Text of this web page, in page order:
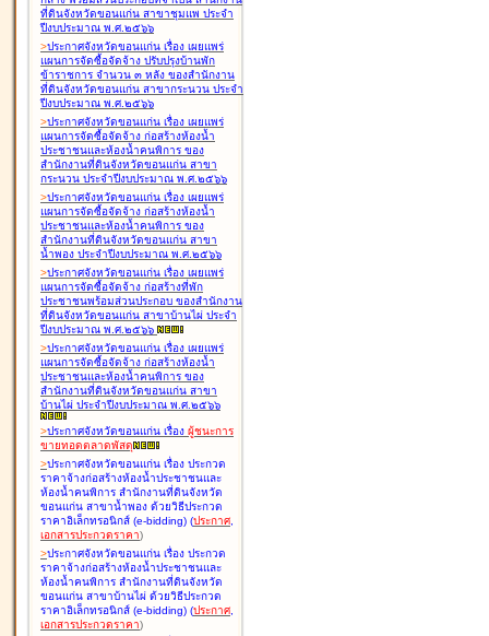
ที่ดินจังหวัดขอนแก่น สาขาชุมแพ ประจำ
ปีงบประมาณ พ.ศ.๒๕๖๖
>ประกาศจังหวัดขอนแก่น เรื่อง เผยแพร่
แผนการจัดซื้อจัดจ้าง ปรับปรุงบ้านพัก
ข้าราชการ จำนวน ๓ หลัง ของสำนักงาน
ที่ดินจังหวัดขอนแก่น สาขากระนวน ประจำ
ปีงบประมาณ พ.ศ.๒๕๖๖
>ประกาศจังหวัดขอนแก่น เรื่อง เผยแพร่
แผนการจัดซื้อจัดจ้าง ก่อสร้างห้องน้ำ
ประชาชนและห้องน้ำคนพิการ ของ
สำนักงานที่ดินจังหวัดขอนแก่น สาขา
กระนวน ประจำปีงบประมาณ พ.ศ.๒๕๖๖
>ประกาศจังหวัดขอนแก่น เรื่อง เผยแพร่
แผนการจัดซื้อจัดจ้าง ก่อสร้างห้องน้ำ
ประชาชนและห้องน้ำคนพิการ ของ
สำนักงานที่ดินจังหวัดขอนแก่น สาขา
น้ำพอง ประจำปีงบประมาณ พ.ศ.๒๕๖๖
>ประกาศจังหวัดขอนแก่น เรื่อง เผยแพร่
แผนการจัดซื้อจัดจ้าง ก่อสร้างที่พัก
ประชาชนพร้อมส่วนประกอบ ของสำนักงาน
ที่ดินจังหวัดขอนแก่น สาขาบ้านไผ่ ประจำ
ปีงบประมาณ พ.ศ.๒๕๖๖
>ประกาศจังหวัดขอนแก่น เรื่อง เผยแพร่
แผนการจัดซื้อจัดจ้าง ก่อสร้างห้องน้ำ
ประชาชนและห้องน้ำคนพิการ ของ
สำนักงานที่ดินจังหวัดขอนแก่น สาขา
บ้านไผ่ ประจำปีงบประมาณ พ.ศ.๒๕๖๖
>ประกาศจังหวัดขอนแก่น เรื่อง ผู้ชนะการ
ขายทอดตลาดพัสดุ
>ประกาศจังหวัดขอนแก่น เรื่อง ประกวด
ราคาจ้างก่อสร้างห้องน้ำประชาชนและ
ห้องน้ำคนพิการ สำนักงานที่ดินจังหวัด
ขอนแก่น สาขาน้ำพอง ด้วยวิธีประกวด
ราคาอิเล็กทรอนิกส์ (e-bidding) (ประกาศ,
เอกสารประกวดราคา)
>ประกาศจังหวัดขอนแก่น เรื่อง ประกวด
ราคาจ้างก่อสร้างห้องน้ำประชาชนและ
ห้องน้ำคนพิการ สำนักงานที่ดินจังหวัด
ขอนแก่น สาขาบ้านไผ่ ด้วยวิธีประกวด
ราคาอิเล็กทรอนิกส์ (e-bidding) (ประกาศ,
เอกสารประกวดราคา)